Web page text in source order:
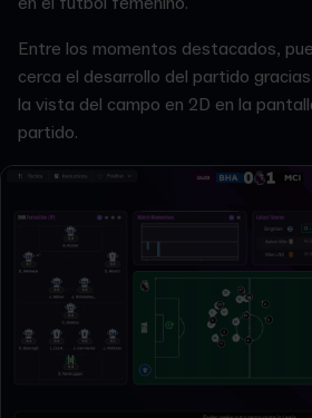
Entre los momentos destacados,
cerca el desarrollo del partido
la vista del campo en 2D en la
partido.